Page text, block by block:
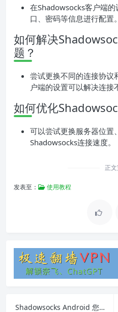
在Shadowsocks客户端
口、密码等信息进行配置。
如何解决
题？
尝试更换不同的连接协议
户端的设置可以解决连接
如何优化
可以尝试更换服务器位置
Shadowsocks连接速度。
正
发表至： 使用教程
Shadowsocks Android 您的设备不支持